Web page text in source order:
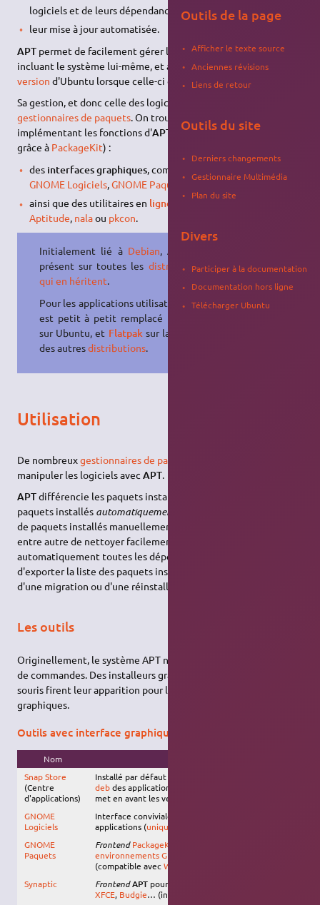
logiciels et de leurs dépendances,
leur mise à jour automatisée.
APT permet de facilement gérer le parc logiciel d'Ubuntu,
incluant le système lui-même, et ainsi de passer à une nouvelle
version d'Ubuntu lorsque celle-ci est disponible.
Sa gestion, et donc celle des logiciels, se fait au moyen de
gestionnaires de paquets. On trouve ainsi de nombreux outils
implémentant les fonctions d'APT
(parfois indirectement
grâce à PackageKit) :
des interfaces graphiques, comme le
GNOME Logiciels,GNOME Paquets Synaptic,Muon,
ainsi que des utilitaires en ligne de commande
Aptitude, nalaou pkcon.
Initialement lié à Debian,APT
présent sur toutes les distributions
qui en héritent.
Pour les applications utilisateur, APT
est petit à petit remplacé par
sur Ubuntu, et Flatpak sur la plupart
des autresdistributions.
Utilisation
De nombreuxgestionnaires de paquets
manipuler les logiciels avec APT
APTdifférencie les paquets installés
paquets installés automatiquement
de paquets installés manuellement par exemple). Ceci permet
entre autre de nettoyer facilement son système en supprimant
automatiquement toutes les dépendances orphelines, ou
d'exporter la liste des paquets installés manuellement, lors
d'une migration ou d'une réinstallation propre.
Les outils
Originellement, le système APT n'avait que des outils en lignes
de commandes. Des installeurs graphiques, pilotables à la
souris firent leur apparition pour les environnements
graphiques.
Outils avec interface graphique
Nom
Snap Store
(Centre
d'applications)
Installé par défaut sur Ubuntu, propose les paquets
debdes applications (uniquement) avec
met en avant les versions
GNOME
Logiciels
Interface conviviale pour gérer l'installation des
applications (uniquement
GNOME
Paquets
Frontend PackageKit
environnements GNOME
(compatible avecWayland
Synaptic
FrontendAPT pour les
XFCE, Budgie… (incompatible avec
Outils de la page
Afficher le texte source
Anciennes révisions
Liens de retour
Outils du site
Derniers changements
Gestionnaire Multimédia
Plan du site
Divers
Participer à la documentation
Documentation hors ligne
Télécharger Ubuntu